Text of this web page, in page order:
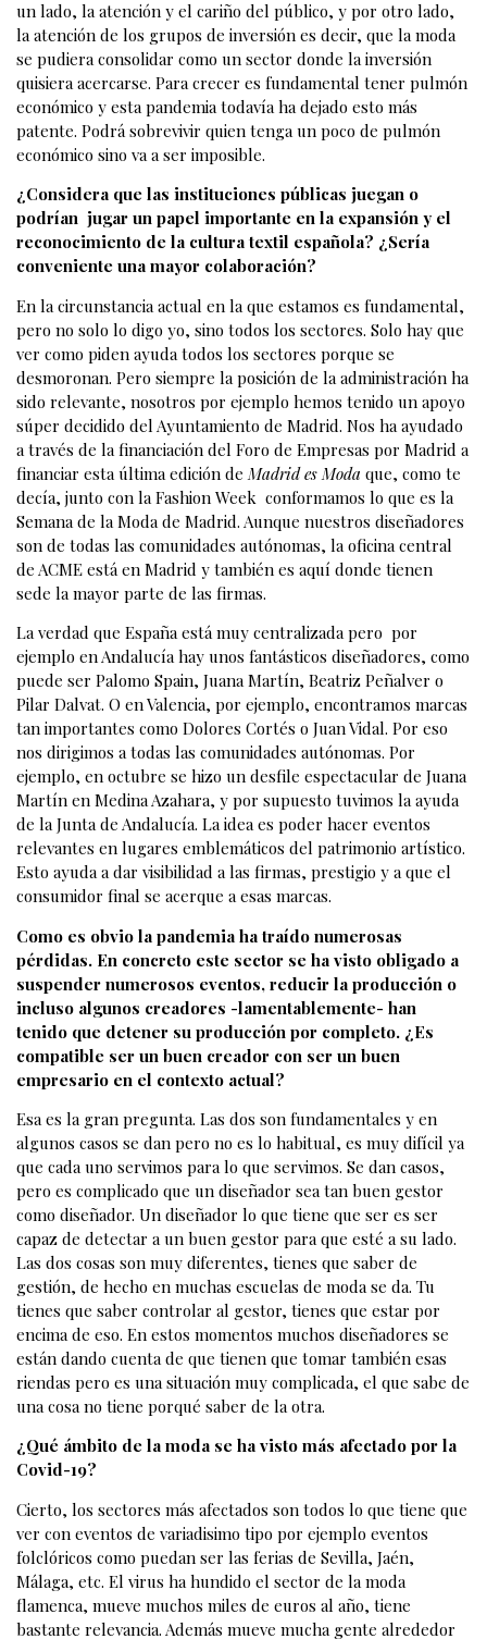
un lado, la atención y el cariño del público, y por otro lado,
la atención de los grupos de inversión es decir, que la moda
se pudiera consolidar como un sector donde la inversión
quisiera acercarse. Para crecer es fundamental tener pulmón
económico y esta pandemia todavía ha dejado esto más
patente. Podrá sobrevivir quien tenga un poco de pulmón
económico sino va a ser imposible.
¿Considera que las instituciones públicas juegan o
podrían jugar un papel importante en la expansión y el
reconocimiento de la cultura textil española? ¿Sería
conveniente una mayor colaboración?
En la circunstancia actual en la que estamos es fundamental,
pero no solo lo digo yo, sino todos los sectores. Solo hay que
ver como piden ayuda todos los sectores porque se
desmoronan. Pero siempre la posición de la administración ha
sido relevante, nosotros por ejemplo hemos tenido un apoyo
súper decidido del Ayuntamiento de Madrid. Nos ha ayudado
a través de la financiación del Foro de Empresas por Madrid a
financiar esta última edición de Madrid es Moda que, como te
decía, junto con la Fashion Week conformamos lo que es la
Semana de la Moda de Madrid. Aunque nuestros diseñadores
son de todas las comunidades autónomas, la oficina central
de ACME está en Madrid y también es aquí donde tienen
sede la mayor parte de las firmas.
La verdad que España está muy centralizada pero por
ejemplo en Andalucía hay unos fantásticos diseñadores, como
puede ser Palomo Spain, Juana Martín, Beatriz Peñalver o
Pilar Dalvat. O en Valencia, por ejemplo, encontramos marcas
tan importantes como Dolores Cortés o Juan Vidal. Por eso
nos dirigimos a todas las comunidades autónomas. Por
ejemplo, en octubre se hizo un desfile espectacular de Juana
Martín en Medina Azahara, y por supuesto tuvimos la ayuda
de la Junta de Andalucía. La idea es poder hacer eventos
relevantes en lugares emblemáticos del patrimonio artístico.
Esto ayuda a dar visibilidad a las firmas, prestigio y a que el
consumidor final se acerque a esas marcas.
Como es obvio la pandemia ha traído numerosas
pérdidas. En concreto este sector se ha visto obligado a
suspender numerosos eventos, reducir la producción o
incluso algunos creadores -lamentablemente- han
tenido que detener su producción por completo. ¿Es
compatible ser un buen creador con ser un buen
empresario en el contexto actual?
Esa es la gran pregunta. Las dos son fundamentales y en
algunos casos se dan pero no es lo habitual, es muy difícil ya
que cada uno servimos para lo que servimos. Se dan casos,
pero es complicado que un diseñador sea tan buen gestor
como diseñador. Un diseñador lo que tiene que ser es ser
capaz de detectar a un buen gestor para que esté a su lado.
Las dos cosas son muy diferentes, tienes que saber de
gestión, de hecho en muchas escuelas de moda se da. Tu
tienes que saber controlar al gestor, tienes que estar por
encima de eso. En estos momentos muchos diseñadores se
están dando cuenta de que tienen que tomar también esas
riendas pero es una situación muy complicada, el que sabe de
una cosa no tiene porqué saber de la otra.
¿Qué ámbito de la moda se ha visto más afectado por la
Covid-19?
Cierto, los sectores más afectados son todos lo que tiene que
ver con eventos de variadisimo tipo por ejemplo eventos
folclóricos como puedan ser las ferias de Sevilla, Jaén,
Málaga, etc. El virus ha hundido el sector de la moda
flamenca, mueve muchos miles de euros al año, tiene
bastante relevancia. Además mueve mucha gente alrededor